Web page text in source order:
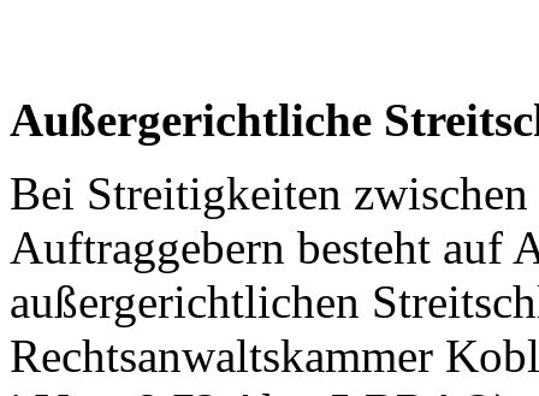
Außergerichtliche
Bei Streitigkeiten
Auftraggebern besteht auf
außergerichtlichen
Rechtsanwaltskammer